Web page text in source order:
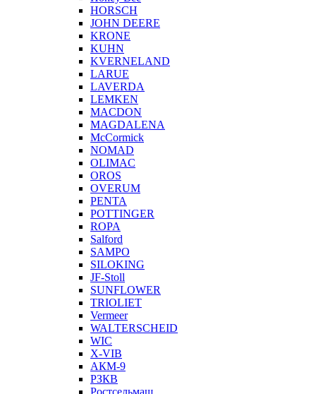
HORSCH
JOHN DEERE
KRONE
KUHN
KVERNELAND
LARUE
LAVERDA
LEMKEN
MACDON
MAGDALENA
McCormick
NOMAD
OLIMAC
OROS
OVERUM
PENTA
POTTINGER
ROPA
Salford
SAMPO
SILOKING
JF-Stoll
SUNFLOWER
TRIOLIET
Vermeer
WALTERSCHEID
WIC
X-VIB
АКМ-9
РЗКВ
Ростсельмаш